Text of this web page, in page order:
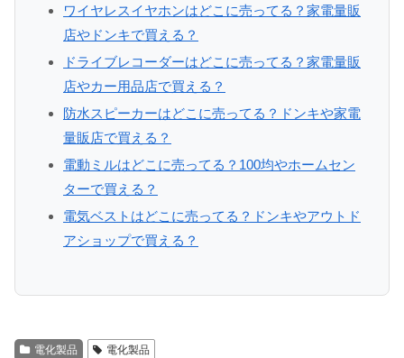
ワイヤレスイヤホンはどこに売ってる？家電量販
店やドンキで買える？
ドライブレコーダーはどこに売ってる？家電量販
店やカー用品店で買える？
防水スピーカーはどこに売ってる？ドンキや家電
量販店で買える？
電動ミルはどこに売ってる？100均やホームセン
ターで買える？
電気ベストはどこに売ってる？ドンキやアウトド
アショップで買える？
電化製品 電化製品